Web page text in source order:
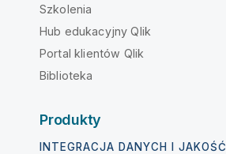
Szkolenia
Hub edukacyjny Qlik
Portal klientów Qlik
Biblioteka
Produkty
INTEGRACJA DANYCH I JAKOŚĆ